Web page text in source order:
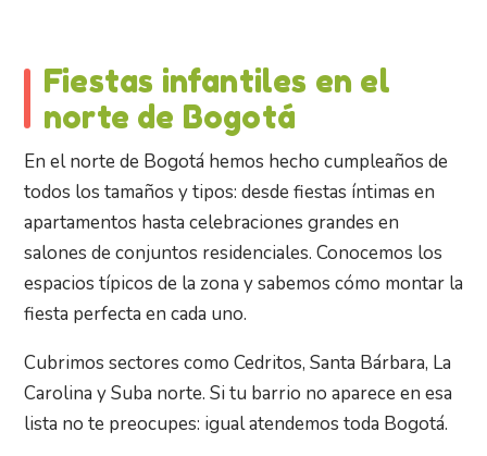
Fiestas infantiles en el
norte de Bogotá
En el norte de Bogotá hemos hecho cumpleaños de
todos los tamaños y tipos: desde fiestas íntimas en
apartamentos hasta celebraciones grandes en
salones de conjuntos residenciales. Conocemos los
espacios típicos de la zona y sabemos cómo montar la
fiesta perfecta en cada uno.
Cubrimos sectores como Cedritos, Santa Bárbara, La
Carolina y Suba norte. Si tu barrio no aparece en esa
lista no te preocupes: igual atendemos toda Bogotá.